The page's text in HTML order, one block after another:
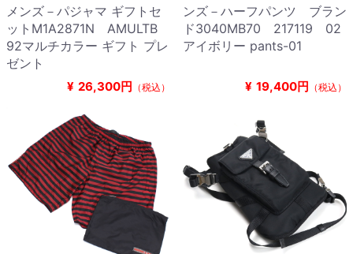
メンズ－パジャマ ギフトセ
ットM1A2871N AMULTB
92マルチカラー ギフト プレ
ゼント
¥ 26,300円 （税込）
ンズ－ハーフパンツ ブラン
ド3040MB70 217119 02
アイボリー pants-01
¥ 19,400円 （税込）